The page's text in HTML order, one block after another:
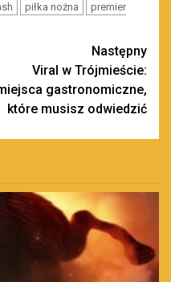
piłka nożna
premier
Następny
Viral w Trójmieście:
gastronomiczne,
które musisz odwiedzić